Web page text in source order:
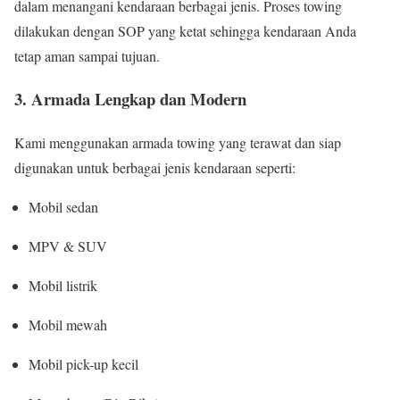
dalam menangani kendaraan berbagai jenis. Proses towing
dilakukan dengan SOP yang ketat sehingga kendaraan Anda
tetap aman sampai tujuan.
3. Armada Lengkap dan Modern
Kami menggunakan armada towing yang terawat dan siap
digunakan untuk berbagai jenis kendaraan seperti:
Mobil sedan
MPV & SUV
Mobil listrik
Mobil mewah
Mobil pick-up kecil